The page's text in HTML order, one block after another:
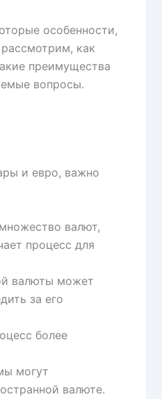
особенности,
как
преимущества
вопросы.
и евро, важно
валют,
процесс для
валюты может
за его
более
могут
валюте.